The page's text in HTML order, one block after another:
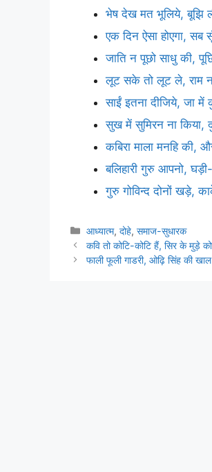
भेष देख मत भूलिये, बूझि
एक दिन ऐसा होएगा, सब
जाति न पूछो साधु की,
लूट सके तो लूट ले, राम
साईं इतना दीजिये, जा
सुख में सुमिरन ना किया,
कबिरा माला मनहि की,
बलिहारी गुरु आपनो,
गुरु गोविन्द दोनों खड़े,
Categories
आध्यात्म,दोहे,समाज-सुधारक
कवि तो कोटि-कोटि हैं, सिर के मुड़े
फाली फूली गाडरी, ओढ़ि सिंह की